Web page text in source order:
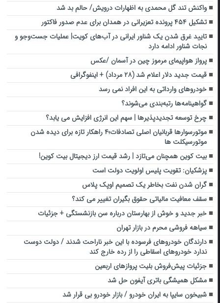
واکنش تند گل محمدی به اظهارات درویش/ حالم بد شد
تشکیل ۴۵۴ پرونده تعزیرانی در همدان برای عدم صدور فاکتور
تایید غرق شدن یک شناور ایرانی در آب‌های کویت| عملیات جست‌وجو و
نجات شناور ادامه دارد
پرواز هواپیمای مرموز چین در آسمان /عکس
قیمت جدید دلار اعلام شد (۲۸ مرداد) + اینفوگرافی
خودروهای وارداتی به این افراد نمی رسد
گواهینامه‌ها رتبه‌بندی می‌شوند؟
چرخ توسعه تجدیدپذیرها | سهم این انرژی افزایش می یابد؟
موتورسوارها قربانیان اصلی تصادفات؛۴ راهکار تازه برای دیده شدن
موتورسیکلت ها
بیت کوین همچنان می‌تازد | رشد قیمت ارز دیجیتال بیت کوین!
پزشکیان: تقویت پلیس اولویت دولت است
گران شدن نفت بخاطر یک تصمیم اوپک پلاس
سقف معافیت مالیاتی حقوق‌ بگیران تغییر می کند؟
خبر جدید و خوش از بهارستان درباره سن بازنشستگی + جزئیات
سیاهه فروشی محرم در بازار تهران
دارندگان خودروهای فرسوده با این خبر ناراحت شدند / دولت دوست
ندارد خودروهای اسقاطی را از رده خارج کند
جزئیات پیش‌فروش بلیت‌ پروازهای اربعین
مشکل همیشگی باتری آیفون حل شد
شبیخون سایپا به ایران خودرو / بازار خودرو بی قرار شد